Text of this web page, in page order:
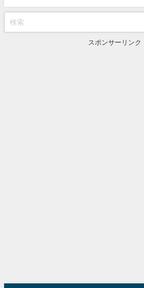
スポンサーリンク